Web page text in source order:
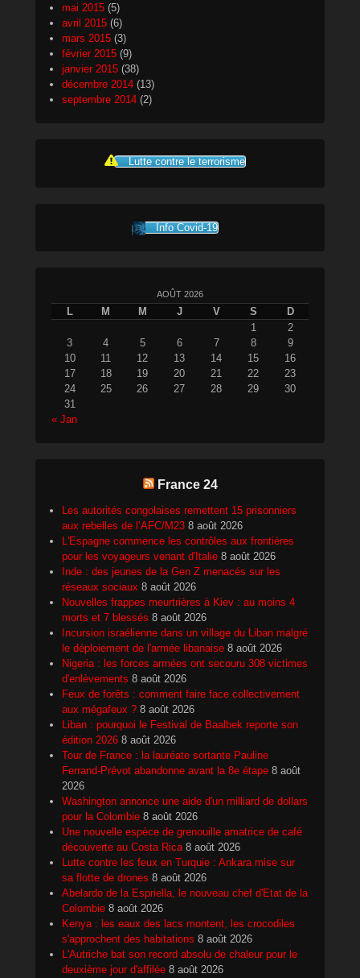
mai 2015 (5)
avril 2015 (6)
mars 2015 (3)
février 2015 (9)
janvier 2015 (38)
décembre 2014 (13)
septembre 2014 (2)
Lutte contre le terrorisme
Info Covid-19
AOÛT 2026
L M M J V S
D
1
2
3
4 5 6 7 8
9
10
11 12 13 14 15
16
17
18 19 20 21 22
23
24
25 26 27 28 29
30
31
« Jan
France 24
Les autorités congolaises remettent 15 prisonniers
aux rebelles de l’AFC/M23 8 août 2026
L'Espagne commence les contrôles aux frontières
pour les voyageurs venant d'Italie 8 août 2026
Inde : des jeunes de la Gen Z menacés sur les
réseaux sociaux 8 août 2026
Nouvelles frappes meurtrières à Kiev : au moins 4
morts et 7 blessés 8 août 2026
Incursion israélienne dans un village du Liban malgré
le déploiement de l'armée libanaise 8 août 2026
Nigeria : les forces armées ont secouru 308 victimes
d'enlèvements 8 août 2026
Feux de forêts : comment faire face collectivement
aux mégafeux ? 8 août 2026
Liban : pourquoi le Festival de Baalbek reporte son
édition 2026 8 août 2026
Tour de France : la lauréate sortante Pauline
Ferrand-Prévot abandonne avant la 8e étape 8 août
2026
Washington annonce une aide d'un milliard de dollars
pour la Colombie 8 août 2026
Une nouvelle espèce de grenouille amatrice de café
découverte au Costa Rica 8 août 2026
Lutte contre les feux en Turquie : Ankara mise sur
sa flotte de drones 8 août 2026
Abelardo de la Espriella, le nouveau chef d'Etat de la
Colombie 8 août 2026
Kenya : les eaux des lacs montent, les crocodiles
s'approchent des habitations 8 août 2026
L'Autriche bat son record absolu de chaleur pour le
deuxième jour d'affilée 8 août 2026